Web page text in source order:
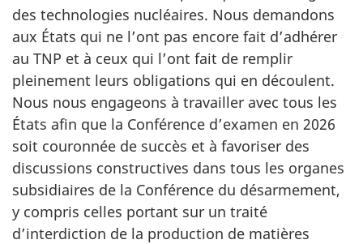
des technologies nucléaires. Nous demandons
aux États qui ne l’ont pas encore fait d’adhérer
au TNP et à ceux qui l’ont fait de remplir
pleinement leurs obligations qui en découlent.
Nous nous engageons à travailler avec tous les
États afin que la Conférence d’examen en 2026
soit couronnée de succès et à favoriser des
discussions constructives dans tous les organes
subsidiaires de la Conférence du désarmement,
y compris celles portant sur un traité
d’interdiction de la production de matières